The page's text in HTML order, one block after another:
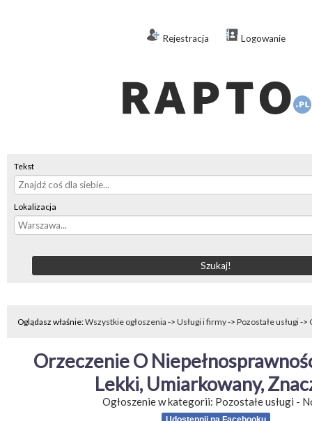
Rejestracja Logowanie
Tekst
Lokalizacja
Oglądasz właśnie:Wszystkie ogłoszenia -> Usługi i firmy-> Pozostałe usługi->
Orzeczenie O
Lekki, Umiarkowany,
Ogłoszenie w kategorii: Pozostałe usługi -